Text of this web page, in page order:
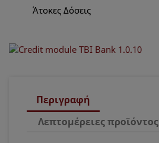
Άτοκες Δόσεις
Περιγραφή
Λεπτομέρειες προϊόντος